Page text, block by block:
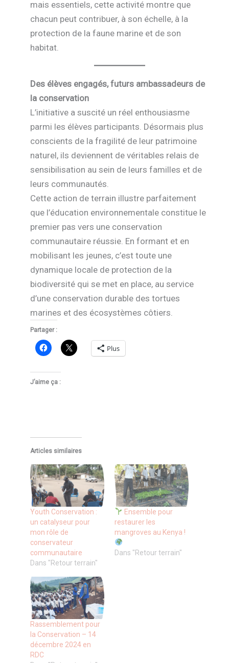
mais essentiels, cette activité montre que
chacun peut contribuer, à son échelle, à la
protection de la faune marine et de son
habitat.
Des élèves engagés, futurs ambassadeurs de
la conservation
L’initiative a suscité un réel enthousiasme
parmi les élèves participants. Désormais plus
conscients de la fragilité de leur patrimoine
naturel, ils deviennent de véritables relais de
sensibilisation au sein de leurs familles et de
leurs communautés.
Cette action de terrain illustre parfaitement
que l’éducation environnementale constitue le
premier pas vers une conservation
communautaire réussie. En formant et en
mobilisant les jeunes, c’est toute une
dynamique locale de protection de la
biodiversité qui se met en place, au service
d’une conservation durable des tortues
marines et des écosystèmes côtiers.
Partager :
Plus
J’aime ça :
Articles similaires
Youth Conservation :
un catalyseur pour
mon rôle de
conservateur
communautaire
Dans "Retour terrain"
Ensemble pour
restaurer les
mangroves au Kenya !
Dans "Retour terrain"
Rassemblement pour
la Conservation – 14
décembre 2024 en
RDC